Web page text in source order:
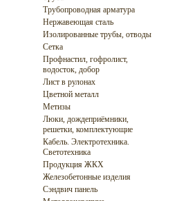
Трубопроводная арматура
Нержавеющая сталь
Изолированные трубы, отводы
Сетка
Профнастил, гофролист,
водосток, добор
Лист в рулонах
Цветной металл
Метизы
Люки, дождеприёмники,
решетки, комплектующие
Кабель. Электротехника.
Светотехника
Продукция ЖКХ
Железобетонные изделия
Сэндвич панель